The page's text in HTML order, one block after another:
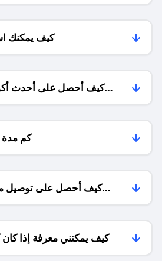
كيف يمكنك
كيف أحصل على أحدث
كم مدة
كيف أحصل على توصيل
كيف يمكنني معرفة إذا